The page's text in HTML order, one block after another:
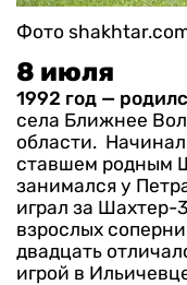
Фото
8 июля
1992 год —
села Ближнее
области.
ставшем родным
занимался у
играл за Шахтер-
взрослых
двадцать
игрой в